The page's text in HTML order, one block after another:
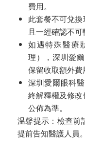
費用。
此套餐不可兌
且一經確認不可
如遇特殊醫療
理），深圳愛
保留收取額外費
深圳愛爾眼科
終解釋權及修
公佈為準。
温馨提示：檢查前
提前告知醫護人員。